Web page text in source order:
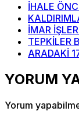
İHALE
İMAR
TEPKİLER
ARADAKİ
YORUM
Yorum